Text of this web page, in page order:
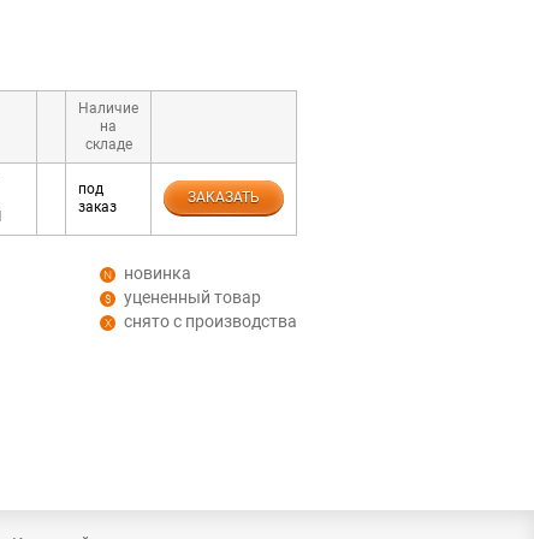
Наличие
на
складе
под
заказ
ЗАКАЗАТЬ
новинка
уцененный товар
снято с производства